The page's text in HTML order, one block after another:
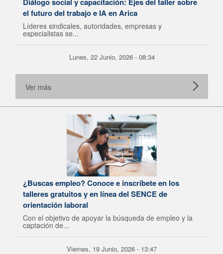
el futuro del trabajo e IA en Arica
Líderes sindicales, autoridades, empresas y
especialistas se...
Lunes, 22 Junio, 2026 - 08:34
Ver más
¿Buscas empleo? Conoce e inscríbete en los
talleres gratuitos y en línea del SENCE de
orientación laboral
Con el objetivo de apoyar la búsqueda de empleo y la
captación de...
Viernes, 19 Junio, 2026 - 13:47